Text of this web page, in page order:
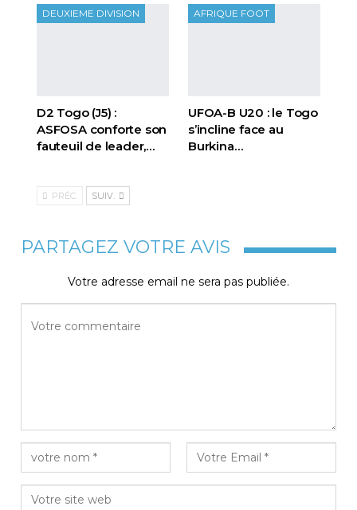
DEUXIEME DIVISION
D2 Togo (J5) :
ASFOSA conforte son
fauteuil de leader,…
AFRIQUE FOOT
UFOA-B U20 : le Togo
s’incline face au
Burkina…
PRÉC. SUIV.
PARTAGEZ VOTRE AVIS
Votre adresse email ne sera pas publiée.